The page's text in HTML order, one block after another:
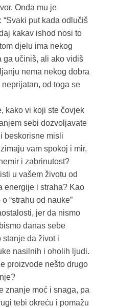
Onda mu je
“Svaki put kada odlučiš
kakav ishod nosi to
djelu ima nekog
ga učiniš, ali ako vidiš
nema nekog dobra
od toga se
kako vi koji ste čovjek
sebi dozvoljavate
beskorisne misli
vam spokoj i mir,
i zabrinutost?
u vašem životu od
energije i straha? Kao
“strahu od nauke”
jer da nismo
danas sebe
da život i
nasilnih i oholih ljudi.
proizvode nešto drugo
znanje moć i snaga, pa
tebi okreću i pomažu